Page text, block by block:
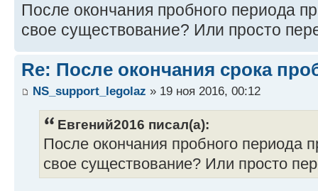
После окончания пробного периода
свое существование? Или просто
Re: После окончания срока
NS_support_legolaz » 19 ноя 2016, 00:12
Евгений2016 писал(а):
После окончания пробного периода
свое существование? Или просто